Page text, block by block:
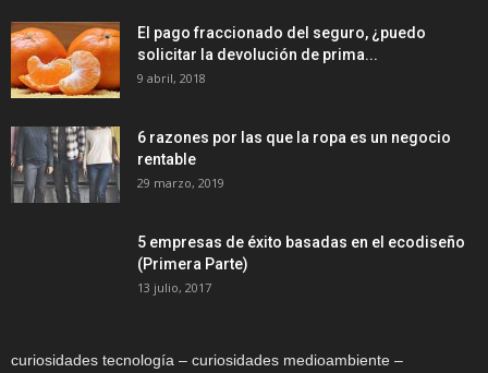
El pago fraccionado del seguro, ¿puedo
solicitar la devolución de prima...
9 abril, 2018
6 razones por las que la ropa es un negocio
rentable
29 marzo, 2019
5 empresas de éxito basadas en el ecodiseño
(Primera Parte)
13 julio, 2017
curiosidades tecnología – curiosidades medioambiente –